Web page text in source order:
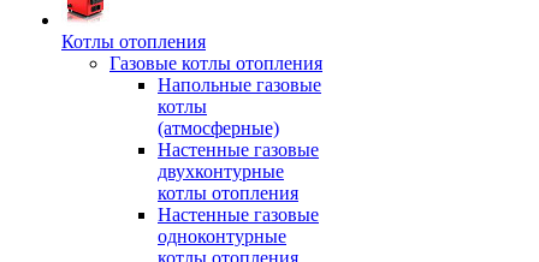
Котлы отопления
Газовые котлы отопления
Напольные газовые
котлы
(атмосферные)
Настенные газовые
двухконтурные
котлы отопления
Настенные газовые
одноконтурные